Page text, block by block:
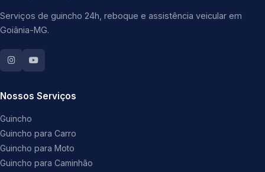
Serviços de guincho 24h, reboque e assistência veicular em
Goiânia-MG.
Nossos Serviços
Guincho
Guincho para Carro
Guincho para Moto
Guincho para Caminhão